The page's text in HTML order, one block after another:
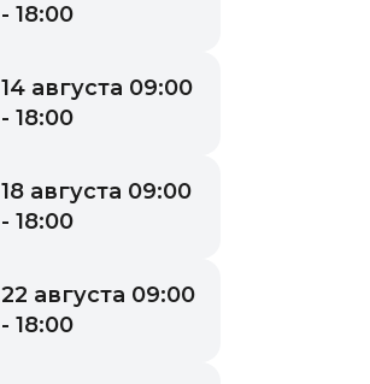
- 18:00
14 августа 09:00
- 18:00
18 августа 09:00
- 18:00
22 августа 09:00
- 18:00